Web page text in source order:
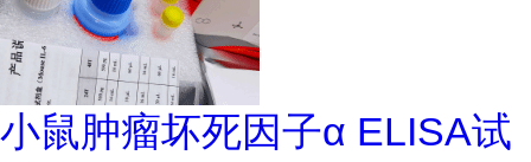
小鼠肿瘤坏死因子α ELISA试